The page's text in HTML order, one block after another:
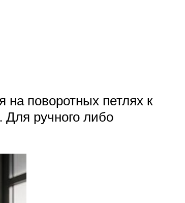
на поворотных петлях к
Для ручного либо